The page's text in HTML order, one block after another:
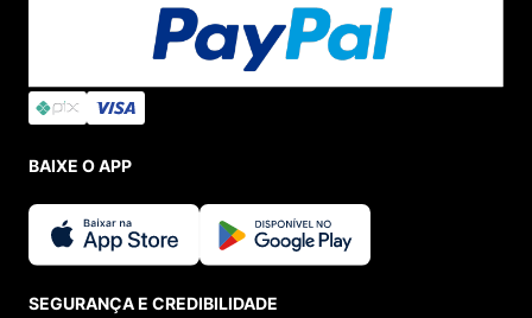
BAIXE O APP
SEGURANÇA E CREDIBILIDADE